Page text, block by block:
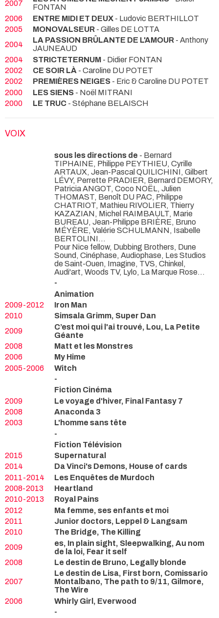
2007
FONTAN
2006
ENTRE MIDI ET DEUX - Ludovic BERTHILLOT
2005
MONOVALSEUR - Gilles DE LOTTA
2004
LA PASSION BRÛLANTE DE L'AMOUR - Anthony
JAUNEAUD
2004
STRICTETERNUM - Didier FONTAN
2002
CE SOIR LÀ - Caroline DU POTET
2002
PREMIÈRES NEIGES - Eric & Caroline DU POTET
2000
LES SIENS - Noël MITRANI
2000
LE TRUC - Stéphane BELAISCH
VOIX
sous les directions de - Bernard
TIPHAINE, Philippe PEYTHIEU, Cyrille
ARTAUX, Jean-Pascal QUILICHINI, Gilbert
LÉVY, Perrette PRADIER, Bernard DEMORY,
Patricia ANGOT, Coco NOËL, Julien
THOMAST, Benoît DU PAC, Philippe
CHATRIOT, Mathieu RIVOLIER, Thierry
KAZAZIAN, Michel RAIMBAULT, Marie
BUREAU, Jean-Philippe BRIÈRE, Bruno
MÉYÈRE, Valérie SCHULMANN, Isabelle
BERTOLINI...
Pour Nice fellow, Dubbing Brothers, Dune
Sound, Cinéphase, Audiophase, Les Studios
de Saint-Ouen, Imagine, TVS, Chinkel,
Audi'art, Woods TV, Lylo, La Marque Rose...
-
Animation
2009-2012
Iron Man
2010
Simsala Grimm, Super Dan
2009
C’est moi qui l'ai trouvé, Lou, La Petite
Géante
2008
Matt et les Monstres
2006
My Hime
2005-2006
Witch
-
Fiction Cinéma
2009
Le voyage d'hiver, Final Fantasy 7
2008
Anaconda 3
2003
L'homme sans tête
-
Fiction Télévision
2015
Supernatural
2014
Da Vinci's Demons, House of cards
2011-2014
Les Enquêtes de Murdoch
2008-2013
Heartland
2010-2013
Royal Pains
2012
Ma femme, ses enfants et moi
2011
Junior doctors, Leppel & Langsam
2010
The Bridge, The Killing
2009
es, In plain sight, Sleepwalking, Au nom
de la loi, Fear it self
2008
Le destin de Bruno, Legally blonde
2007
Le destin de Lisa, First born, Comissario
Montalbano, The path to 9/11, Gilmore,
The Wire
2006
Whirly Girl, Everwood
-